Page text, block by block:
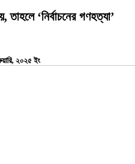
তাহলে ‘নির্বাচনের গণহত্যা’
২০২৫ ইং